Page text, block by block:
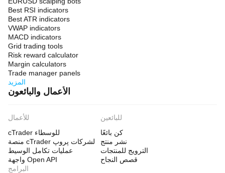
Best RSI indicators
Best ATR indicators
VWAP indicators
MACD indicators
Grid trading tools
Risk reward calculator
Margin calculators
Trade manager panels
المزيد
الأعمال والبائعون
للأعمال
cTrader للوسطاء
منصة cTrader لشركات پروپ
عمليات تكامل الوسيط
واجهة Open API
للبائعين
كن بائعًا
نشر منتج
الترويج للمنتجات
قصص النجاح
البرامج